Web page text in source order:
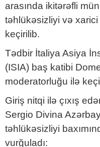
arasında ikitərəfli
təhlükəsizliyi və
keçirilib.
Tədbir İtaliya Asiya
(ISIA) baş katibi
moderatorluğu ilə
Giriş nitqi ilə çıxış
Sergio Divina
təhlükəsizliyi
vurğuladı: